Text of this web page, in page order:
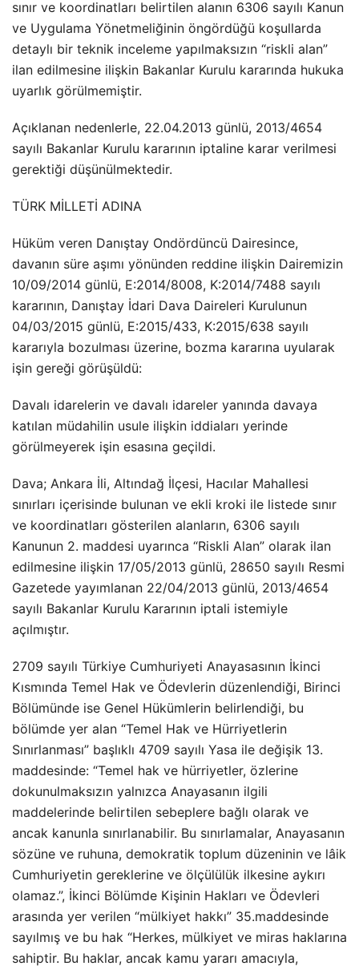
sınır ve koordinatları belirtilen alanın 6306 sayılı Kanun
ve Uygulama Yönetmeliğinin öngördüğü koşullarda
detaylı bir teknik inceleme yapılmaksızın “riskli alan”
ilan edilmesine ilişkin Bakanlar Kurulu kararında hukuka
uyarlık görülmemiştir.
Açıklanan nedenlerle, 22.04.2013 günlü, 2013/4654
sayılı Bakanlar Kurulu kararının iptaline karar verilmesi
gerektiği düşünülmektedir.
TÜRK MİLLETİ ADINA
Hüküm veren Danıştay Ondördüncü Dairesince,
davanın süre aşımı yönünden reddine ilişkin Dairemizin
10/09/2014 günlü, E:2014/8008, K:2014/7488 sayılı
kararının, Danıştay İdari Dava Daireleri Kurulunun
04/03/2015 günlü, E:2015/433, K:2015/638 sayılı
kararıyla bozulması üzerine, bozma kararına uyularak
işin gereği görüşüldü:
Davalı idarelerin ve davalı idareler yanında davaya
katılan müdahilin usule ilişkin iddiaları yerinde
görülmeyerek işin esasına geçildi.
Dava; Ankara İli, Altındağ İlçesi, Hacılar Mahallesi
sınırları içerisinde bulunan ve ekli kroki ile listede sınır
ve koordinatları gösterilen alanların, 6306 sayılı
Kanunun 2. maddesi uyarınca “Riskli Alan” olarak ilan
edilmesine ilişkin 17/05/2013 günlü, 28650 sayılı Resmi
Gazetede yayımlanan 22/04/2013 günlü, 2013/4654
sayılı Bakanlar Kurulu Kararının iptali istemiyle
açılmıştır.
2709 sayılı Türkiye Cumhuriyeti Anayasasının İkinci
Kısmında Temel Hak ve Ödevlerin düzenlendiği, Birinci
Bölümünde ise Genel Hükümlerin belirlendiği, bu
bölümde yer alan “Temel Hak ve Hürriyetlerin
Sınırlanması” başlıklı 4709 sayılı Yasa ile değişik 13.
maddesinde: “Temel hak ve hürriyetler, özlerine
dokunulmaksızın yalnızca Anayasanın ilgili
maddelerinde belirtilen sebeplere bağlı olarak ve
ancak kanunla sınırlanabilir. Bu sınırlamalar, Anayasanın
sözüne ve ruhuna, demokratik toplum düzeninin ve lâik
Cumhuriyetin gereklerine ve ölçülülük ilkesine aykırı
olamaz.”, İkinci Bölümde Kişinin Hakları ve Ödevleri
arasında yer verilen “mülkiyet hakkı” 35.maddesinde
sayılmış ve bu hak “Herkes, mülkiyet ve miras haklarına
sahiptir. Bu haklar, ancak kamu yararı amacıyla,